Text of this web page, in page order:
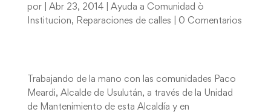
por Abr 23, 2014| Ayuda a Comunidad ò
Institucion, Reparaciones de calles 0 Comentarios
Trabajando de la mano con las comunidades Paco
Meardi, Alcalde de Usulután, a través de la Unidad
de Mantenimiento de esta Alcaldía y en